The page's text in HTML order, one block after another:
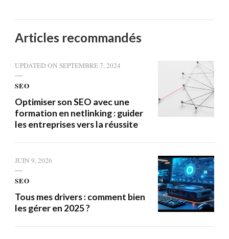
Articles recommandés
UPDATED ON SEPTEMBRE 7, 2024
SEO
Optimiser son SEO avec une
formation en netlinking : guider
les entreprises vers la réussite
JUIN 9, 2026
SEO
Tous mes drivers : comment bien
les gérer en 2025 ?